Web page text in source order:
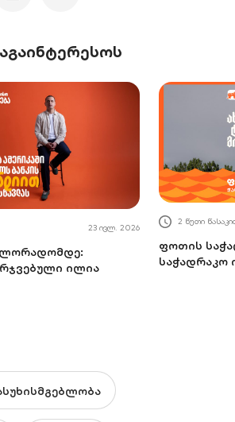
23 ივლ. 2026
ილია
2 წუთი
ფოთის
საჭადრაკო